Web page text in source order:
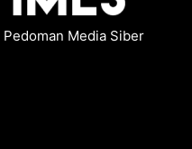
Pedoman Media Siber